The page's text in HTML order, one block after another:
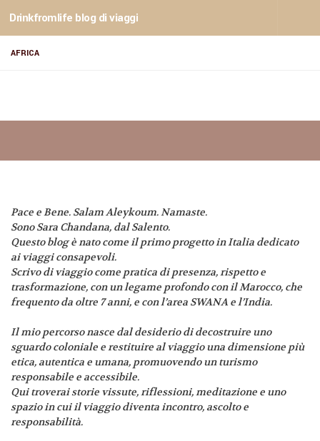
Sotto il contenuto
Drinkfromlife blog di viaggi
AFRICA
Pace e Bene. Salam Aleykoum. Namaste.
Sono Sara Chandana, dal Salento.
Questo blog è nato come il primo progetto in Italia dedicato
ai viaggi consapevoli.
Scrivo di viaggio come pratica di presenza, rispetto e
trasformazione, con un legame profondo con il Marocco, che
frequento da oltre 7 anni, e con l’area SWANA e l’India.
Il mio percorso nasce dal desiderio di decostruire uno
sguardo coloniale e restituire al viaggio una dimensione più
etica, autentica e umana, promuovendo un turismo
responsabile e accessibile.
Qui troverai storie vissute, riflessioni, meditazione e uno
spazio in cui il viaggio diventa incontro, ascolto e
responsabilità.